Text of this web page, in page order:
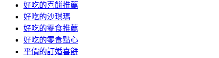
好吃的喜餅推薦
好吃的沙琪瑪
好吃的零食推薦
好吃的零食點心
平價的訂婚喜餅